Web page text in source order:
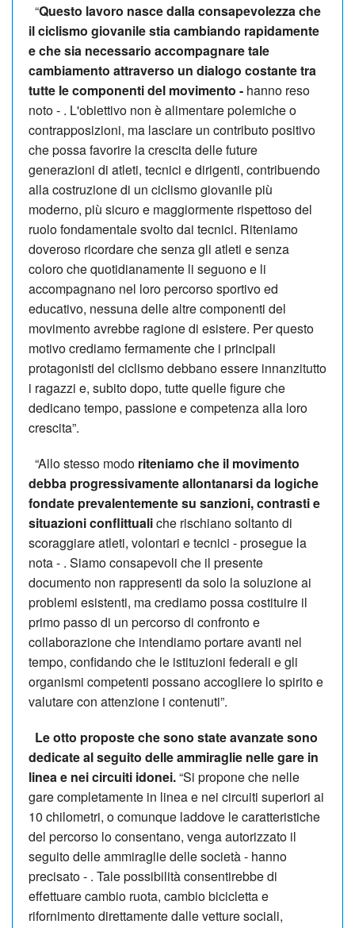
“Questo lavoro nasce dalla consapevolezza che
il ciclismo giovanile stia cambiando rapidamente
e che sia necessario accompagnare tale
cambiamento attraverso un dialogo costante tra
tutte le componenti del movimento - hanno reso
noto - . L'obiettivo non è alimentare polemiche o
contrapposizioni, ma lasciare un contributo positivo
che possa favorire la crescita delle future
generazioni di atleti, tecnici e dirigenti, contribuendo
alla costruzione di un ciclismo giovanile più
moderno, più sicuro e maggiormente rispettoso del
ruolo fondamentale svolto dai tecnici. Riteniamo
doveroso ricordare che senza gli atleti e senza
coloro che quotidianamente li seguono e li
accompagnano nel loro percorso sportivo ed
educativo, nessuna delle altre componenti del
movimento avrebbe ragione di esistere. Per questo
motivo crediamo fermamente che i principali
protagonisti del ciclismo debbano essere innanzitutto
i ragazzi e, subito dopo, tutte quelle figure che
dedicano tempo, passione e competenza alla loro
crescita”.
“Allo stesso modo riteniamo che il movimento
debba progressivamente allontanarsi da logiche
fondate prevalentemente su sanzioni, contrasti e
situazioni conflittualiche rischiano soltanto di
scoraggiare atleti, volontari e tecnici - prosegue la
nota - . Siamo consapevoli che il presente
documento non rappresenti da solo la soluzione ai
problemi esistenti, ma crediamo possa costituire il
primo passo di un percorso di confronto e
collaborazione che intendiamo portare avanti nel
tempo, confidando che le istituzioni federali e gli
organismi competenti possano accogliere lo spirito e
valutare con attenzione i contenuti”.
Le otto proposte che sono state avanzate sono
dedicate al seguito delle ammiraglie nelle gare in
linea e nei circuiti idonei.“Si propone che nelle
gare completamente in linea e nei circuiti superiori ai
10 chilometri, o comunque laddove le caratteristiche
del percorso lo consentano, venga autorizzato il
seguito delle ammiraglie delle società - hanno
precisato - . Tale possibilità consentirebbe di
effettuare cambio ruota, cambio bicicletta e
rifornimento direttamente dalle vetture sociali,